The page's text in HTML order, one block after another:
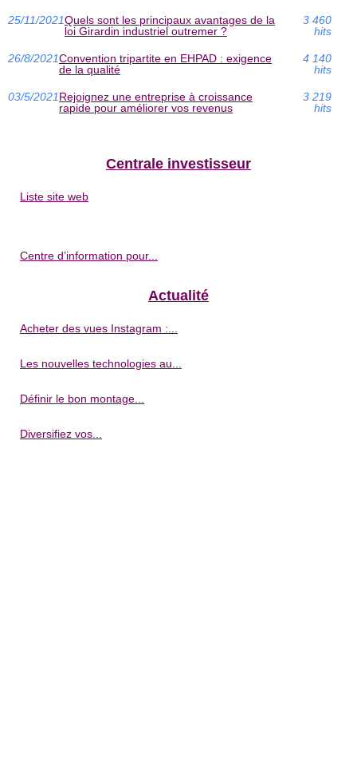
25/11/2021Quels sont les principaux avantages de la
loi Girardin industriel outremer ?
3 460
hits
26/8/2021Convention tripartite en EHPAD : exigence
de la qualité
4 140
hits
03/5/2021Rejoignez une entreprise à croissance
rapide pour améliorer vos revenus
3 219
hits
Centrale investisseur
Liste site web
Centre d’information pour...
Actualité
Acheter des vues Instagram :...
Les nouvelles technologies au...
Définir le bon montage...
Diversifiez vos...